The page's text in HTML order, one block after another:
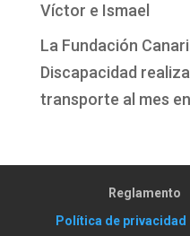
Víctor e Ismael
La Fundación
Discapacidad
transporte al mes
Reglamento
Política de privacidad